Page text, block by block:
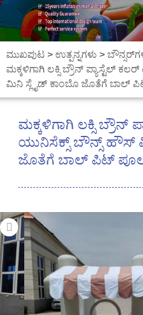
ಮುಖಪುಟ > ಉತ್ಪನ್ನಗಳು >
ಮಕ್ಕಳಿಗಾಗಿ ಲಕ್ಸಿ ಬ್ರೌನ್ ಪ್ಯಾಸ್ಟೆಲ್
ಮಿನಿ ಸ್ಲೈಡ್ ಕಾಂಬೊ ಜೊತೆಗೆ ಬಾಲ್
ಮಕ್ಕಳಿಗಾಗಿ ಲಕ್ಸಿ ಬ್ರೌನ್
ಯುನಿಸೆಕ್ಸ್ ಬೌನ್ಸ್ ಹೌಸ್
ಜೊತೆಗೆ ಬಾಲ್ ಪಿಟ್